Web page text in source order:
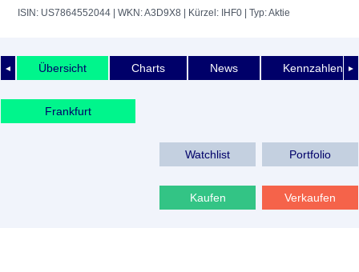
ISIN: US7864552044 | WKN: A3D9X8 | Kürzel: IHF0 | Typ: Aktie
◄ ►
Übersicht Charts News Kennzahlen
Frankfurt
Watchlist Portfolio
Kaufen Verkaufen